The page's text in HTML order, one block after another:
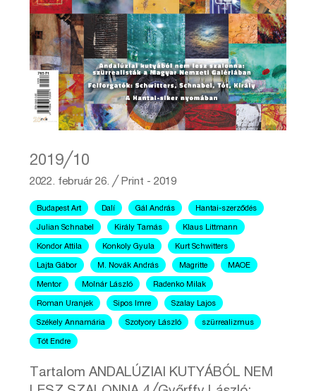
2019╱10
2022. február 26. ╱ Print - 2019
Budapest Art Dalí Gál András Hantai-szerződés
Julian Schnabel Király Tamás Klaus Littmann
Kondor Attila Konkoly Gyula Kurt Schwitters
Lajta Gábor M. Novák András Magritte MAOE
Mentor Molnár László Radenko Milak
Roman Uranjek Sipos Imre Szalay Lajos
Székely Annamária Szotyory László szürrealizmus
Tót Endre
Tartalom ANDALÚZIAI KUTYÁBÓL NEM